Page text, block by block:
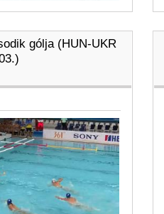
gólja (HUN-UKR